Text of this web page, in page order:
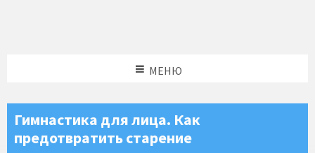
МЕНЮ
Гимнастика для лица. Как
предотвратить старение